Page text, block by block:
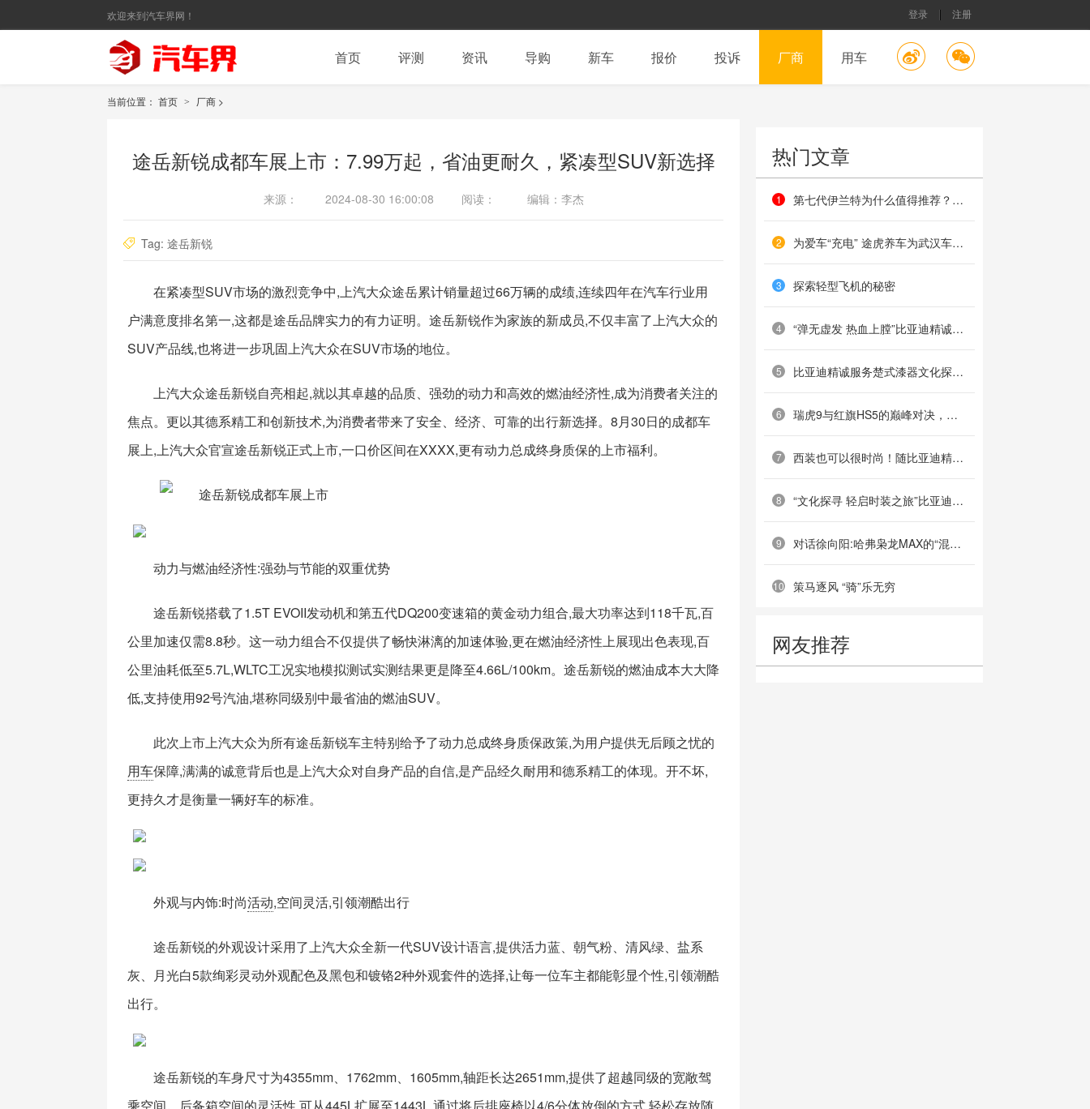
欢迎来到汽车界网！ 登录 注册
首页 评测 资讯 导购 新车 报价 投诉 厂商 用车
当前位置： 首页 > 厂商 >
途岳新锐成都车展上市：7.99万起，省油更耐久，紧凑型SUV新选择
来源： 2024-08-30 16:00:08 阅读： 编辑：李杰
Tag: 途岳新锐
在紧凑型SUV市场的激烈竞争中,上汽大众途岳累计销量超过66万辆的成绩,连续四年在汽车行业用
户满意度排名第一,这都是途岳品牌实力的有力证明。途岳新锐作为家族的新成员,不仅丰富了上汽大众的
SUV产品线,也将进一步巩固上汽大众在SUV市场的地位。
上汽大众途岳新锐自亮相起,就以其卓越的品质、强劲的动力和高效的燃油经济性,成为消费者关注的
焦点。更以其德系精工和创新技术,为消费者带来了安全、经济、可靠的出行新选择。8月30日的成都车
展上,上汽大众官宣途岳新锐正式上市,一口价区间在XXXX,更有动力总成终身质保的上市福利。
动力与燃油经济性:强劲与节能的双重优势
途岳新锐搭载了1.5T EVOII发动机和第五代DQ200变速箱的黄金动力组合,最大功率达到118千瓦,百
公里加速仅需8.8秒。这一动力组合不仅提供了畅快淋漓的加速体验,更在燃油经济性上展现出色表现,百
公里油耗低至5.7L,WLTC工况实地模拟测试实测结果更是降至4.66L/100km。途岳新锐的燃油成本大大降
低,支持使用92号汽油,堪称同级别中最省油的燃油SUV。
此次上市上汽大众为所有途岳新锐车主特别给予了动力总成终身质保政策,为用户提供无后顾之忧的
用车保障,满满的诚意背后也是上汽大众对自身产品的自信,是产品经久耐用和德系精工的体现。开不坏,
更持久才是衡量一辆好车的标准。
外观与内饰:时尚活动,空间灵活,引领潮酷出行
途岳新锐的外观设计采用了上汽大众全新一代SUV设计语言,提供活力蓝、朝气粉、清风绿、盐系
灰、月光白5款绚彩灵动外观配色及黑包和镀铬2种外观套件的选择,让每一位车主都能彰显个性,引领潮酷
出行。
途岳新锐的车身尺寸为4355mm、1762mm、1605mm,轴距长达2651mm,提供了超越同级的宽敞驾
热门文章
1 第七代伊兰特为什么值得推荐？这几个方面最有价值
2 为爱车“充电” 途虎养车为武汉车主提供免费搭电服务
3 探索轻型飞机的秘密
4 “弹无虚发 热血上膛”比亚迪精诚服务射击体验上海集结
5 比亚迪精诚服务楚式漆器文化探寻之旅
6 瑞虎9与红旗HS5的巅峰对决，你站谁？
7 西装也可以很时尚！随比亚迪精诚服务探寻海派西装
8 “文化探寻 轻启时装之旅”比亚迪精诚服务带您感受服饰美学
9 对话徐向阳:哈弗枭龙MAX的“混动经”
10 策马逐风 “骑”乐无穷
网友推荐